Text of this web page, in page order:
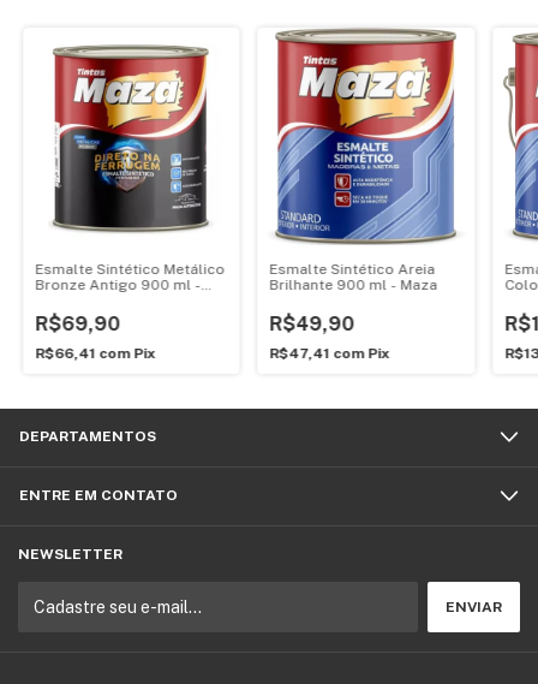
Esmalte Sintético Metálico
Bronze Antigo 900 ml -
R$69,90
R$66,41 com Pix
Esmalte Sintético Areia
Brilhante 900 ml - Maza
R$49,90
R$47,41 com Pix
DEPARTAMENTOS
ENTRE EM CONTATO
NEWSLETTER